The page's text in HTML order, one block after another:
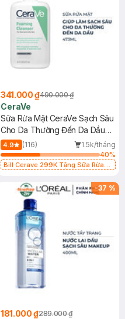
341.000 ₫490.000 ₫
CeraVe
Sữa Rửa Mặt CeraVe Sạch Sâu
Cho Da Thường Đến Da Dầu
473ml
4.9 (116)
1.5k/tháng
40%
Bill Cerave 299K Tặng Sữa Rửa
-37 %
181.000 ₫289.000 ₫